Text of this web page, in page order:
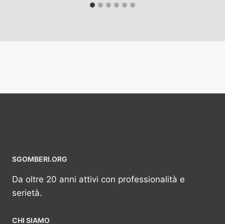
SGOMBERI.ORG
Da oltre 20 anni attivi con professionalità e
serietà.
CHI SIAMO